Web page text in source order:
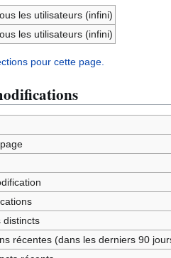
les utilisateurs (infini)
les utilisateurs (infini)
pour cette page.
distincts
récentes (dans les derniers 90